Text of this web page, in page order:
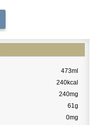
473ml
240kcal
240mg
61g
0mg